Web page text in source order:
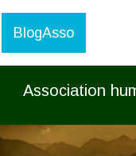
BlogAsso
Association